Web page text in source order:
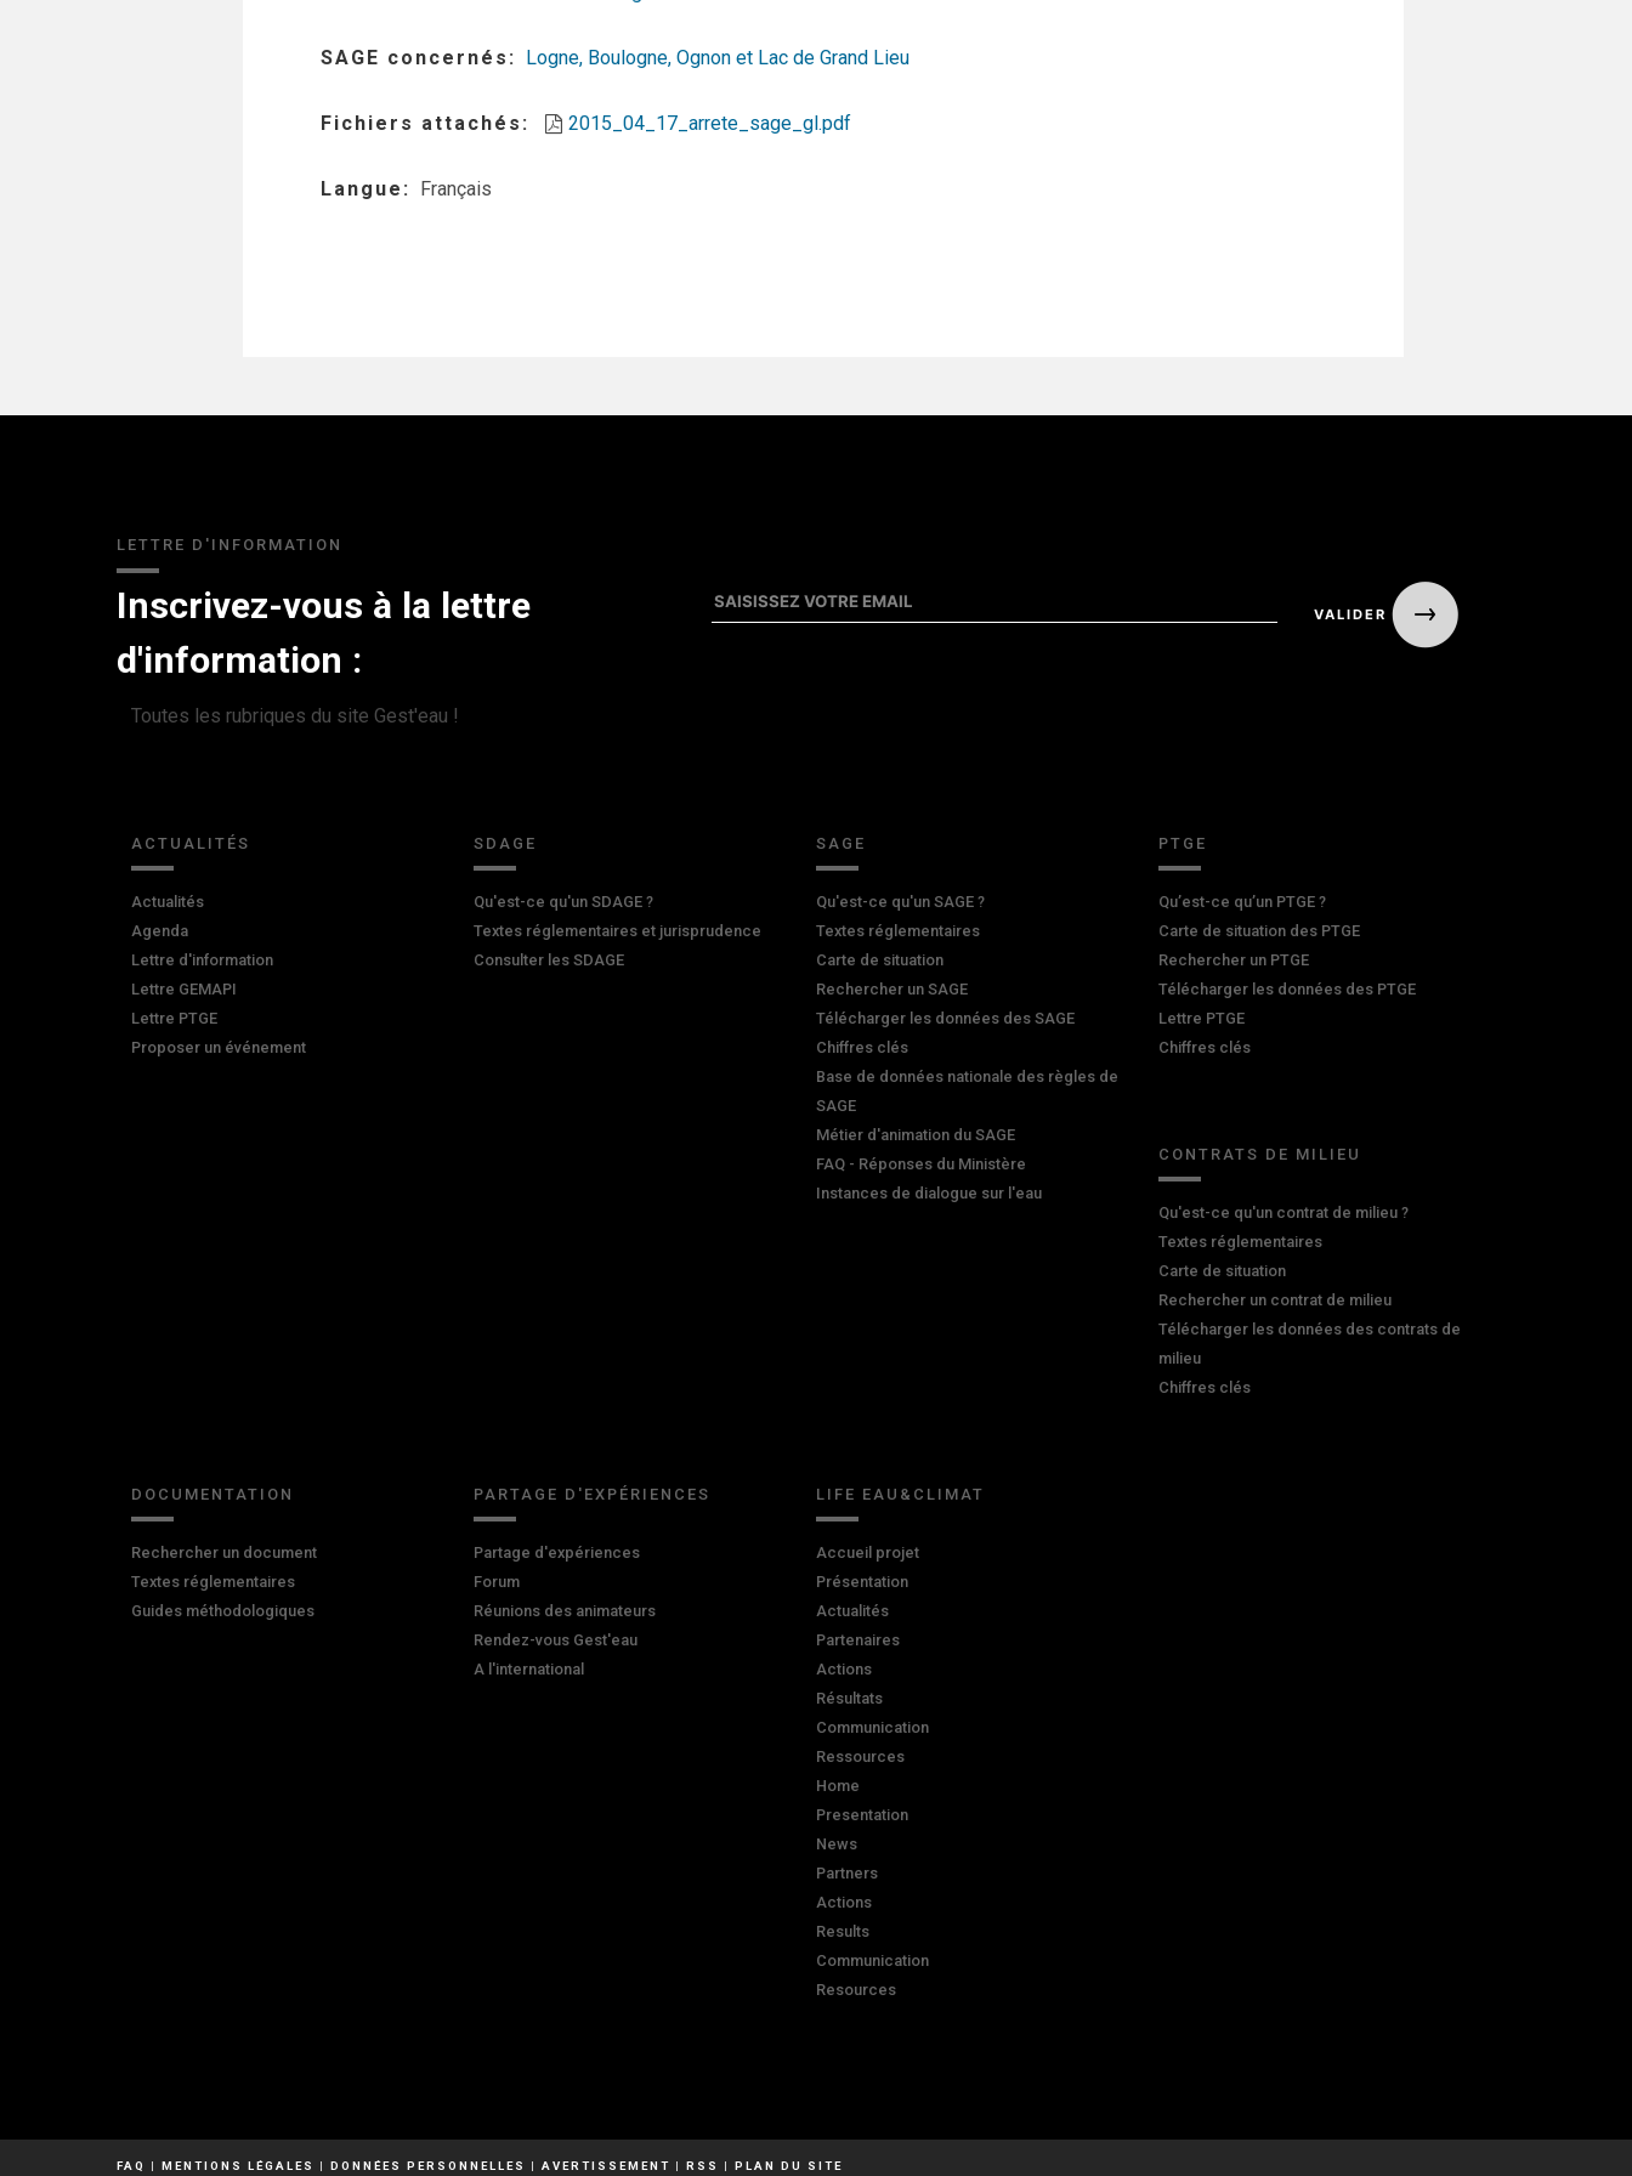
SAGE concernés Logne, Boulogne, Ognon et Lac de Grand Lieu
Fichiers attachés 2015_04_17_arrete_sage_gl.pdf
Langue Français
LETTRE D'INFORMATION
Inscrivez-vous à la lettre
d'information :
Toutes les rubriques du site Gest'eau !
ACTUALITÉS
Actualités
Agenda
Lettre d'information
Lettre GEMAPI
Lettre PTGE
Proposer un événement
SDAGE
Qu'est-ce qu'un SDAGE ?
Textes réglementaires et jurisprudence
Consulter les SDAGE
SAGE
Qu'est-ce qu'un SAGE ?
Textes réglementaires
Carte de situation
Rechercher un SAGE
Télécharger les données des SAGE
Chiffres clés
Base de données nationale des règles de
SAGE
Métier d'animation du SAGE
FAQ - Réponses du Ministère
Instances de dialogue sur l'eau
PTGE
Qu’est-ce qu’un PTGE ?
Carte de situation des PTGE
Rechercher un PTGE
Télécharger les données des PTGE
Lettre PTGE
Chiffres clés
CONTRATS DE MILIEU
Qu'est-ce qu'un contrat de milieu ?
Textes réglementaires
Carte de situation
Rechercher un contrat de milieu
Télécharger les données des contrats de
milieu
Chiffres clés
DOCUMENTATION
Rechercher un document
Textes réglementaires
Guides méthodologiques
PARTAGE D'EXPÉRIENCES
Partage d'expériences
Forum
Réunions des animateurs
Rendez-vous Gest'eau
A l'international
LIFE EAU&CLIMAT
Accueil projet
Présentation
Actualités
Partenaires
Actions
Résultats
Communication
Ressources
Home
Presentation
News
Partners
Actions
Results
Communication
Resources
FAQ | MENTIONS LÉGALES | DONNÉES PERSONNELLES | AVERTISSEMENT | RSS | PLAN DU SITE